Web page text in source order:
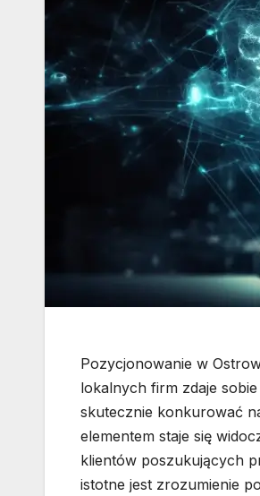
Pozycjonowanie w
lokalnych firm zdaje
skutecznie konkurować
elementem staje się
klientów poszukujących
istotne jest zrozumienie